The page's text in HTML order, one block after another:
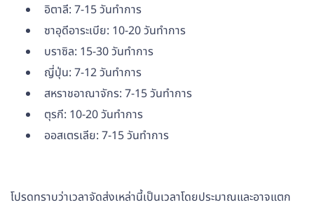
อิตาลี: 7-15 วันทำการ
ซาอุดีอาระเบีย: 10-20 วันทำการ
บราซิล: 15-30 วันทำการ
ญี่ปุ่น: 7-12 วันทำการ
สหราชอาณาจักร: 7-15 วันทำการ
ตุรกี: 10-20 วันทำการ
ออสเตรเลีย: 7-15 วันทำการ
โปรดทราบว่าเวลาจัดส่งเหล่านี้เป็นเวลาโดยประมาณและอาจแตก